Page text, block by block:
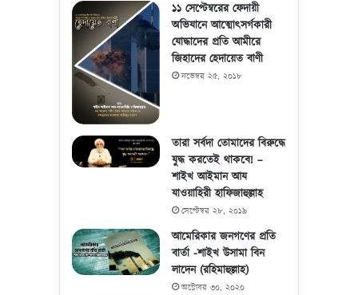
১১ সেপ্টেম্বরের ফেদায়ী
অভিযানে আত্মোৎসর্গকারী
যোদ্ধাদের প্রতি আমীরে
জিহাদের হেদায়েত বাণী
নভেম্বর ২৫, ২০১৮
তারা সর্বদা তোমাদের বিরুদ্ধে
যুদ্ধ করতেই থাকবে! –
শাইখ আইমান আয
যাওয়াহিরী হাফিজাহুল্লাহ
সেপ্টেম্বর ২৮, ২০১৯
আমেরিকার জনগণের প্রতি
বার্তা -শাইখ উসামা বিন
লাদেন (রহিমাহুল্লাহ)
অক্টোবর ৩০, ২০২০